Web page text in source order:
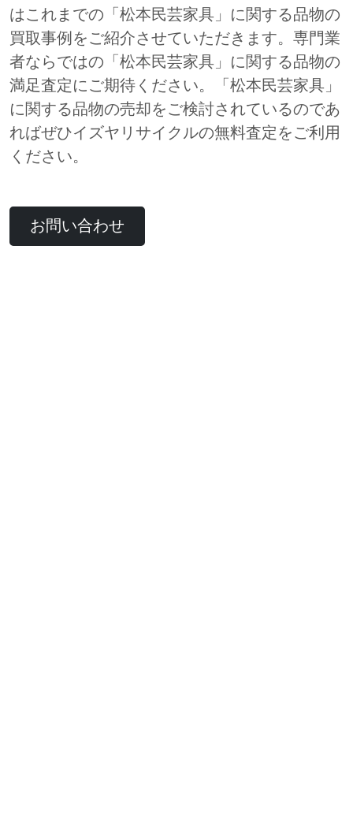
はこれまでの「松本民芸家具」に関する品物の
買取事例をご紹介させていただきます。専門業
者ならではの「松本民芸家具」に関する品物の
満足査定にご期待ください。「松本民芸家具」
に関する品物の売却をご検討されているのであ
ればぜひイズヤリサイクルの無料査定をご利用
ください。
お問い合わせ